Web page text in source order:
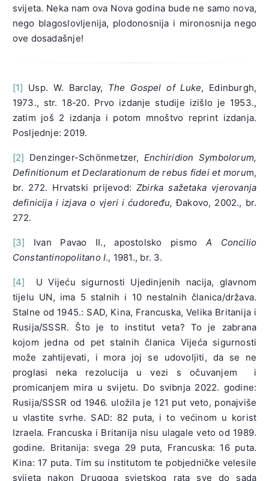
svijeta. Neka nam ova Nova godina bude ne samo nova,
nego blagoslovljenija, plodonosnija i mironosnija nego
ove dosadašnje!
[1] Usp. W. Barclay, The Gospel of Luke, Edinburgh,
1973., str. 18-20. Prvo izdanje studije izišlo je 1953.,
zatim još 2 izdanja i potom mnoštvo reprint izdanja.
Posljednje: 2019.
[2] Denzinger-Schönmetzer,Enchiridion Symbolorum,
Definitionum et Declarationum de rebus fidei et morum,
br. 272. Hrvatski prijevod:Zbirka sažetaka vjerovanja
definicija i izjava o vjeri i ćudoređu, Đakovo, 2002., br.
272.
[3] Ivan Pavao II., apostolsko pismo A Concilio
Constantinopolitano I., 1981., br. 3.
[4] U Vijeću sigurnosti Ujedinjenih nacija, glavnom
tijelu UN, ima 5 stalnih i 10 nestalnih članica/država.
Stalne od 1945.: SAD, Kina, Francuska, Velika Britanija i
Rusija/SSSR. Što je to institut veta? To je zabrana
kojom jedna od pet stalnih članica Vijeća sigurnosti
može zahtijevati, i mora joj se udovoljiti, da se ne
proglasi neka rezolucija u vezi s očuvanjem i
promicanjem mira u svijetu. Do svibnja 2022. godine:
Rusija/SSSR od 1946. uložila je 121 put veto, ponajviše
u vlastite svrhe. SAD: 82 puta, i to većinom u korist
Izraela. Francuska i Britanija nisu ulagale veto od 1989.
godine. Britanija: svega 29 puta, Francuska: 16 puta.
Kina: 17 puta. Tim su institutom te pobjedničke velesile
svijeta nakon Drugoga svjetskog rata sve do sada